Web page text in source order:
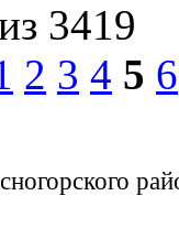
3419
2 3 4 5 6